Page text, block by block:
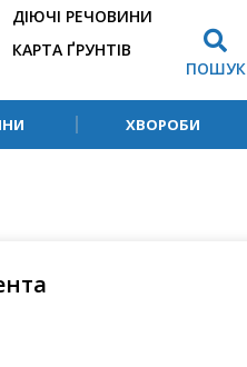
ДІЮЧІ РЕЧОВИНИ
КАРТА ҐРУНТІВ
ПОШУК
ХВОРОБИ